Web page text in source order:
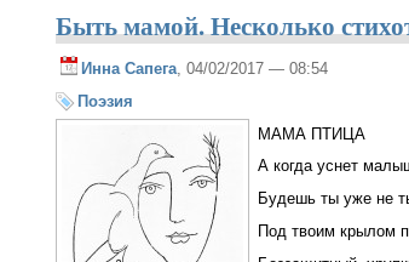
Быть мамой. Несколько
Инна Сапега, 04/02/2017 — 08:54
Поэзия
МАМА ПТИЦА
А когда уснет
Будешь ты уже не
Под твоим крылом